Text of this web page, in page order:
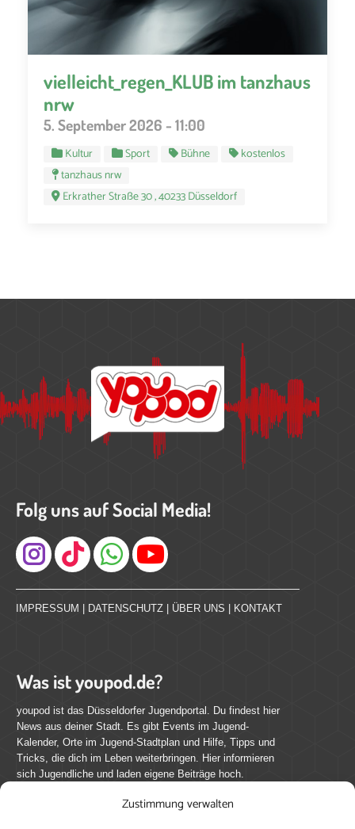
Zustimmung verwalten
vielleicht_regen_KLUB im tanzhaus
nrw
5. September 2026 - 11:00
Kultur Sport Bühne
kostenlos
tanzhaus nrw
Erkrather Straße 30 , 40233 Düsseldorf
Folg uns auf Social Media!
Instagram
IMPRESSUM | DATENSCHUTZ | ÜBER UNS | KONTAKT
Was ist youpod.de?
youpod ist das Düsseldorfer Jugendportal. Du findest hier
News aus deiner Stadt. Es gibt Events im Jugend-
Kalender, Orte im Jugend-Stadtplan und Hilfe, Tipps und
Tricks, die dich im Leben weiterbringen. Hier informieren
sich Jugendliche und laden eigene Beiträge hoch.